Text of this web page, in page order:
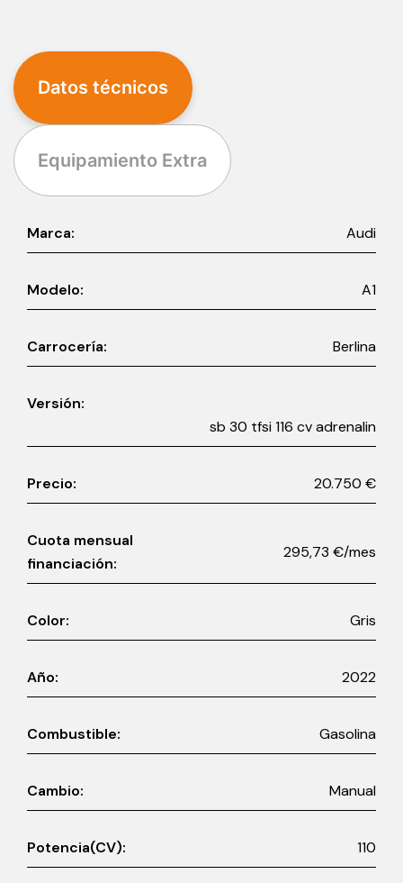
Datos técnicos
Equipamiento Extra
Marca: Audi
Modelo: A1
Carrocería: Berlina
Versión:
sb 30 tfsi 116 cv adrenalin
Precio: 20.750 €
Cuota mensual
financiación:
295,73 €/mes
Color: Gris
Año: 2022
Combustible: Gasolina
Cambio: Manual
Potencia(CV): 110